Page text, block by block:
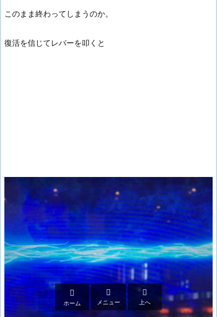
このまま終わってしまうのか。
復活を信じてレバーを叩くと

ホーム

メニュー

上へ